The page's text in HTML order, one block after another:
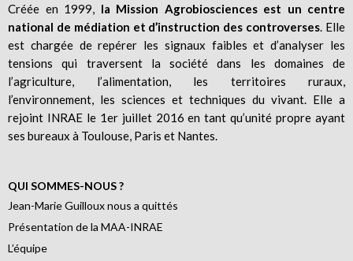
Créée en 1999,
la Mission Agrobiosciences est un centre
national de médiation et d’instruction des controverses . Elle
est chargée de repérer les signaux faibles et d’analyser les
tensions qui traversent la société dans les domaines de
l’agriculture, l’alimentation, les territoires ruraux,
l’environnement, les sciences et techniques du vivant. Elle a
rejoint INRAE le 1er juillet 2016 en tant qu’unité propre ayant
ses bureaux à Toulouse, Paris et Nantes.
QUI SOMMES-NOUS ?
Jean-Marie Guilloux nous a quittés
Présentation de la MAA-INRAE
L’équipe